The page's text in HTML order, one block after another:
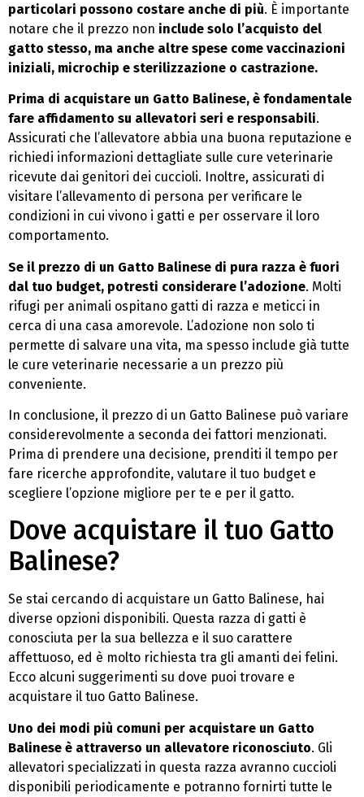
particolari possono costare anche di più. È importante
notare che il prezzo non include solo l’acquisto del
gatto stesso, ma anche altre spese come vaccinazioni
iniziali, microchip e sterilizzazione o castrazione.
Prima di acquistare un Gatto Balinese, è fondamentale
fare affidamento su allevatori seri e responsabili.
Assicurati che l’allevatore abbia una buona reputazione e
richiedi informazioni dettagliate sulle cure veterinarie
ricevute dai genitori dei cuccioli. Inoltre, assicurati di
visitare l’allevamento di persona per verificare le
condizioni in cui vivono i gatti e per osservare il loro
comportamento.
Se il prezzo di un Gatto Balinese di pura razza è fuori
dal tuo budget, potresti considerare l’adozione. Molti
rifugi per animali ospitano gatti di razza e meticci in
cerca di una casa amorevole. L’adozione non solo ti
permette di salvare una vita, ma spesso include già tutte
le cure veterinarie necessarie a un prezzo più
conveniente.
In conclusione, il prezzo di un Gatto Balinese può variare
considerevolmente a seconda dei fattori menzionati.
Prima di prendere una decisione, prenditi il tempo per
fare ricerche approfondite, valutare il tuo budget e
scegliere l’opzione migliore per te e per il gatto.
Dove acquistare il tuo Gatto
Balinese?
Se stai cercando di acquistare un Gatto Balinese, hai
diverse opzioni disponibili. Questa razza di gatti è
conosciuta per la sua bellezza e il suo carattere
affettuoso, ed è molto richiesta tra gli amanti dei felini.
Ecco alcuni suggerimenti su dove puoi trovare e
acquistare il tuo Gatto Balinese.
Uno dei modi più comuni per acquistare un Gatto
Balinese è attraverso un allevatore riconosciuto. Gli
allevatori specializzati in questa razza avranno cuccioli
disponibili periodicamente e potranno fornirti tutte le